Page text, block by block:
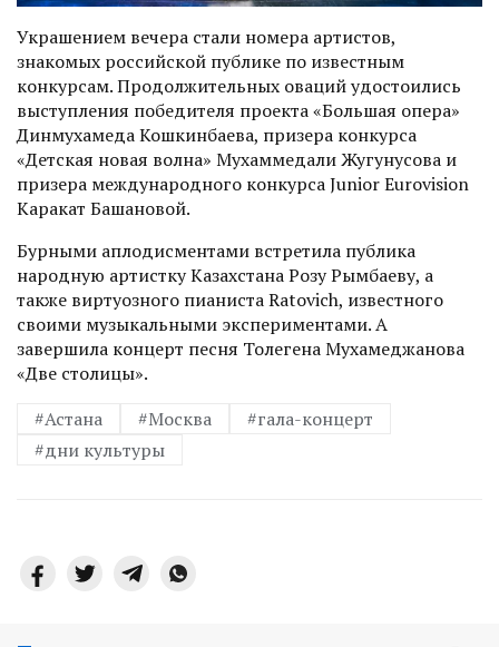
Украшением вечера стали номера артистов,
знакомых российской публике по известным
конкурсам. Продолжительных оваций удостоились
выступления победителя проекта «Большая опера»
Динмухамеда Кошкинбаева, призера конкурса
«Детская новая волна» Мухаммедали Жугунусова и
призера международного конкурса Junior Eurovision
Каракат Башановой.
Бурными аплодисментами встретила публика
народную артистку Казахстана Розу Рымбае­ву, а
также виртуозного пианис­та Ratovich, известного
своими музыкальными экспериментами. А
завершила концерт песня Толегена Мухамеджанова
«Две столицы».
#Астана
#Москва
#гала-концерт
#дни культуры